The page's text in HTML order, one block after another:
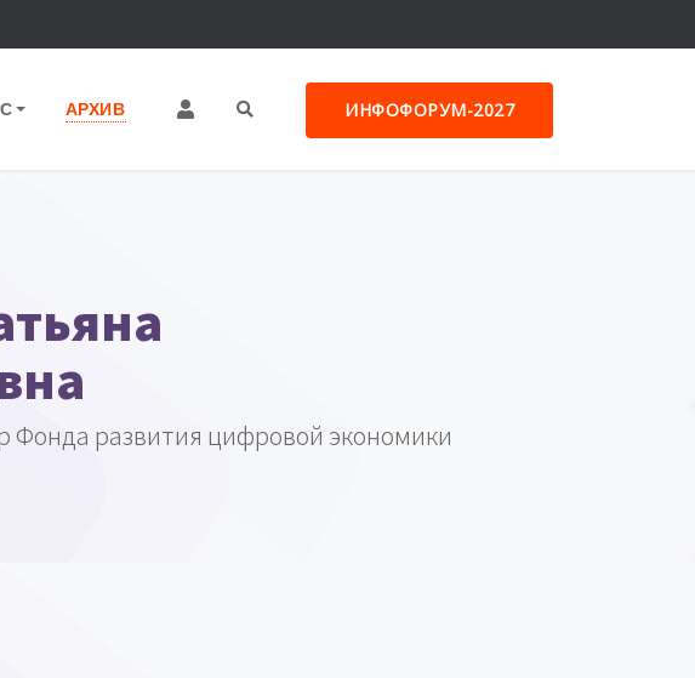
АРХИВ ИНФОФОРУМ-2027
Фонда развития цифровой экономики